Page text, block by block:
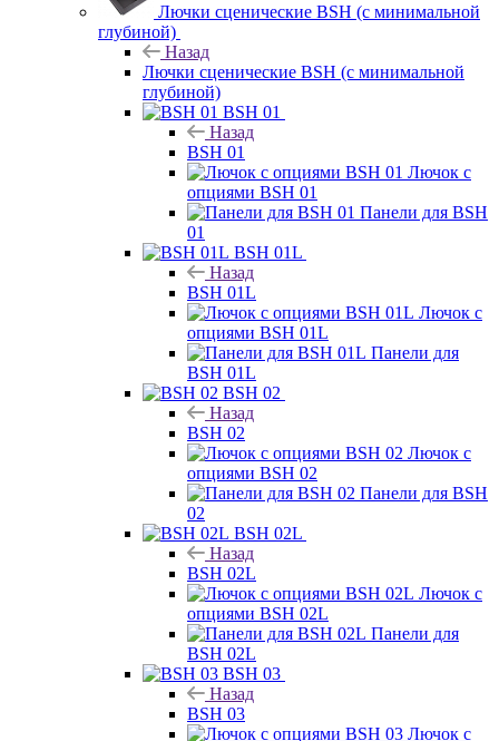
Лючки сценические BSH (с минимальной
глубиной)
Назад
Лючки сценические BSH (с минимальной
глубиной)
BSH 01
Назад
BSH 01
Лючок с
опциями BSH 01
Панели для BSH
01
BSH 01L
Назад
BSH 01L
Лючок с
опциями BSH 01L
Панели для
BSH 01L
BSH 02
Назад
BSH 02
Лючок с
опциями BSH 02
Панели для BSH
02
BSH 02L
Назад
BSH 02L
Лючок с
опциями BSH 02L
Панели для
BSH 02L
BSH 03
Назад
BSH 03
Лючок с